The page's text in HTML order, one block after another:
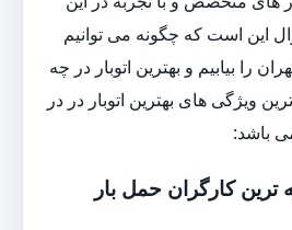
این است که چگونه می توانیم
را بیابیم و بهترین اتوبار در چه
ویژگی های بهترین اتوبار در در
باشد:
ترین کارگران حمل بار